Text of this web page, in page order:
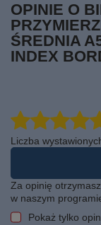
OPINIE O
ŚREDNIA
INDEX
Liczba
Za opinię otrzymasz
w naszym
Pokaż tylko